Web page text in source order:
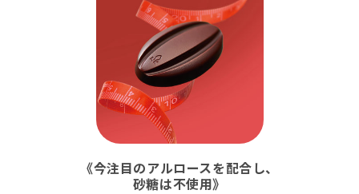
《今注目のアルロースを配合し、
砂糖は不使用》